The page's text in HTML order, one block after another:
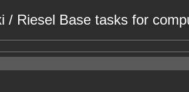
/ Riesel Base tasks for